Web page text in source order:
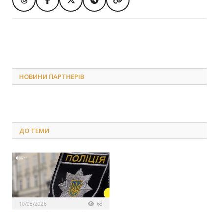
НОВИНИ ПАРТНЕРІВ
ДО ТЕМИ
10/08/2026 68